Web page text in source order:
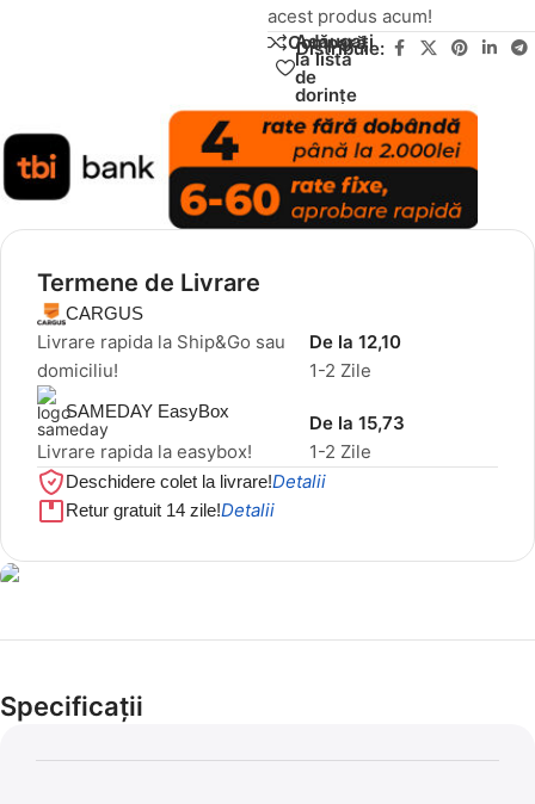
acest produs acum!
Compară
Adăugați
la lista
de
dorințe
Distribuie:
Termene de Livrare
CARGUS
Livrare rapida la Ship&Go sau
domiciliu!
1-2 Zile
De la 12,10
SAMEDAY EasyBox
Livrare rapida la easybox! 1-2 Zile
De la 15,73
Deschidere colet la livrare!Detalii
Retur gratuit 14 zile!Detalii
Cel mai mic preț!
56,86 LEI
Specificații